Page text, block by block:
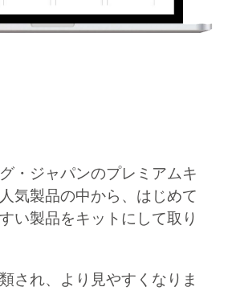
・ジャパンのプレミアムキ
気製品の中から、はじめて
い製品をキットにして取り
され、より見やすくなりま